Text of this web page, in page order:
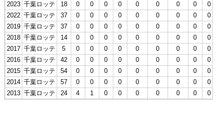
2023 千葉ロッテ 18 0 0 0 0 0 0 0 0
0
2022 千葉ロッテ 37 0 0 0 0 0 0 0 0
0
2019 千葉ロッテ 37 0 0 0 0 0 0 0 0
0
2018 千葉ロッテ 14 0 0 0 0 0 0 0 0
0
2017 千葉ロッテ 5 0 0 0 0 0 0 0 0
0
2016 千葉ロッテ 42 0 0 0 0 0 0 0 0
0
2015 千葉ロッテ 54 0 0 0 0 0 0 0 0
0
2014 千葉ロッテ 57 0 0 0 0 0 0 0 0
0
2013 千葉ロッテ 24 4 1 0 0 0 0 0 0 0